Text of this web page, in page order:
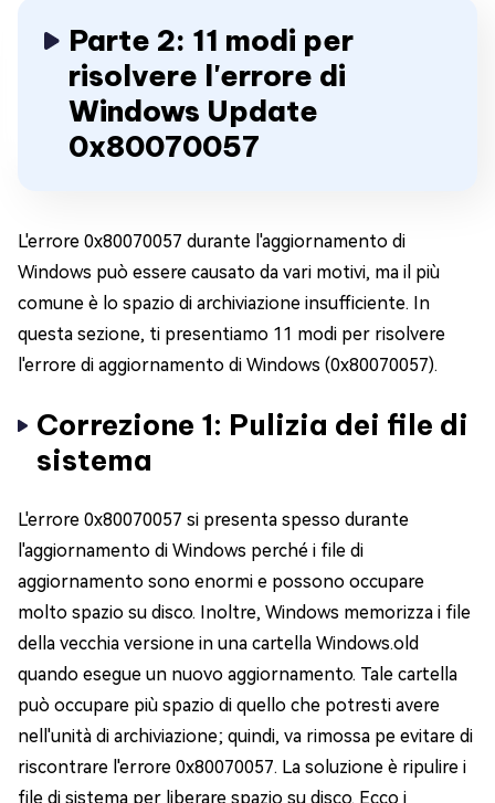
Parte 2: 11 modi per
risolvere l'errore di
Windows Update
0x80070057
L'errore 0x80070057 durante l'aggiornamento di
Windows può essere causato da vari motivi, ma il più
comune è lo spazio di archiviazione insufficiente. In
questa sezione, ti presentiamo 11 modi per risolvere
l'errore di aggiornamento di Windows (0x80070057).
Correzione 1: Pulizia dei file di
sistema
L'errore 0x80070057 si presenta spesso durante
l'aggiornamento di Windows perché i file di
aggiornamento sono enormi e possono occupare
molto spazio su disco. Inoltre, Windows memorizza i file
della vecchia versione in una cartella Windows.old
quando esegue un nuovo aggiornamento. Tale cartella
può occupare più spazio di quello che potresti avere
nell'unità di archiviazione; quindi, va rimossa pe evitare di
riscontrare l'errore 0x80070057. La soluzione è ripulire i
file di sistema per liberare spazio su disco. Ecco i